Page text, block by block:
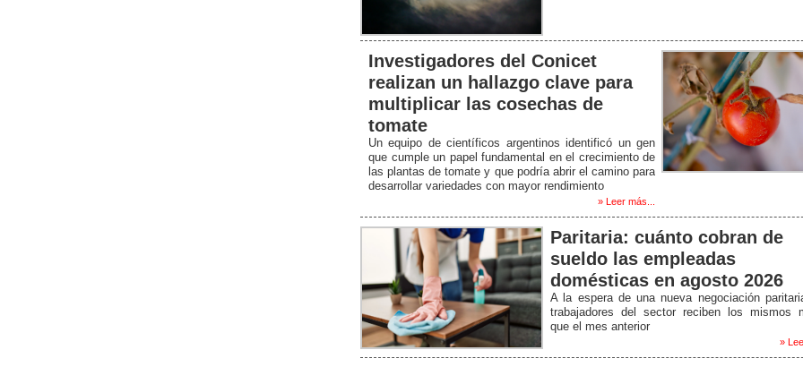
Investigadores del Conicet
realizan un hallazgo clave para
multiplicar las cosechas de
tomate
Un equipo de científicos argentinos identificó un gen
que cumple un papel fundamental en el crecimiento de
las plantas de tomate y que podría abrir el camino para
desarrollar variedades con mayor rendimiento
» Leer más...
Paritaria: cuánto cobran de
sueldo las empleadas
domésticas en agosto 2026
A la espera de una nueva negociación
trabajadores del sector reciben los mismos
que el mes anterior
»